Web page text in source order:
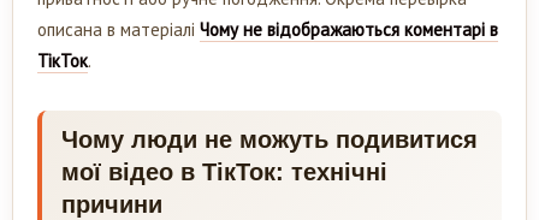
описана в матеріалі Чому не відображаються коментарі в
ТікТок.
Чому люди не можуть подивитися
мої відео в ТікТок: технічні
причини